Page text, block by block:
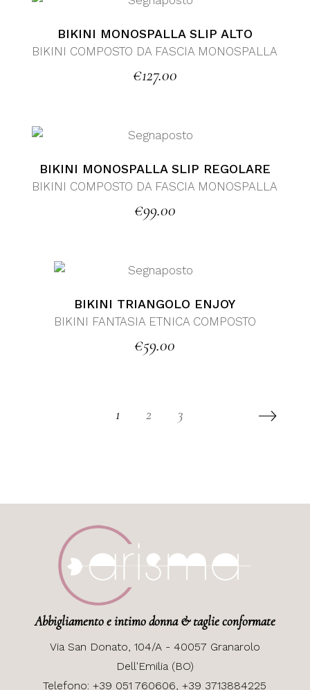
BIKINI MONOSPALLA SLIP ALTO
BIKINI COMPOSTO DA FASCIA MONOSPALLA
€127.00
BIKINI MONOSPALLA SLIP REGOLARE
BIKINI COMPOSTO DA FASCIA MONOSPALLA
€99.00
BIKINI TRIANGOLO ENJOY
BIKINI FANTASIA ETNICA COMPOSTO
€59.00
1 2 3
Abbigliamento e intimo donna & taglie conformate
Via San Donato, 104/A - 40057 Granarolo
Dell'Emilia (BO)
Telefono:+39 051 760606,+39 3713884225